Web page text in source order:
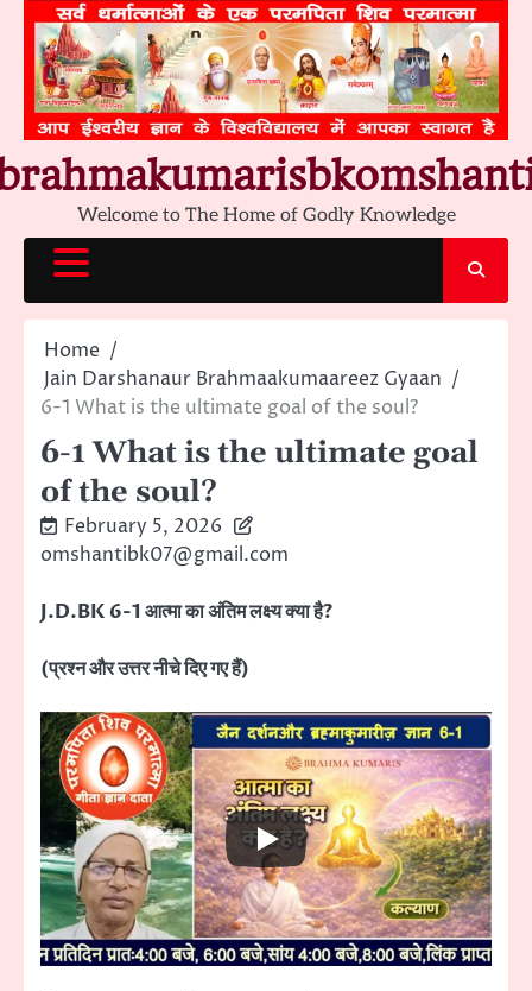
content
Welcome to The Home of Godly Knowledge
Home
Jain Darshanaur Brahmaakumaareez Gyaan
6-1 What is the ultimate goal of the soul?
6-1 What is the ultimate goal
of the soul?
February 5, 2026
omshantibk07@gmail.com
J.D.BK 6-1 आत्मा का अंतिम लक्ष्य क्या है?
(प्रश्न और उत्तर नीचे दिए गए हैं)